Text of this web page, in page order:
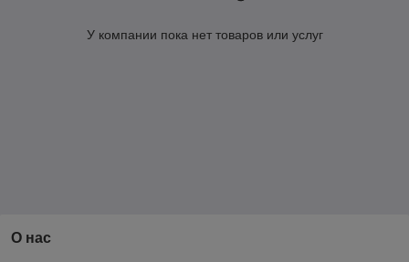
У компании пока нет товаров или услуг
О нас